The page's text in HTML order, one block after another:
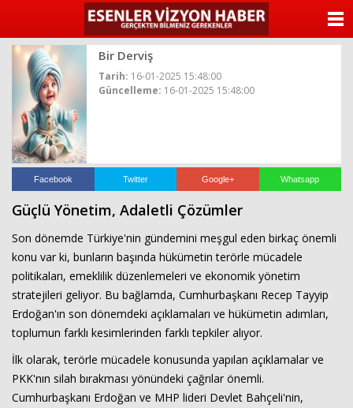
Bir Derviş
Tarih: 16-01-2025 15:48:00
Güncelleme: 16-01-2025 15:48:00
Facebook Twitter Google+ Whatsapp
Güçlü Yönetim, Adaletli Çözümler
Son dönemde Türkiye'nin gündemini meşgul eden birkaç önemli
konu var ki, bunların başında hükümetin terörle mücadele
politikaları, emeklilik düzenlemeleri ve ekonomik yönetim
stratejileri geliyor. Bu bağlamda, Cumhurbaşkanı Recep Tayyip
Erdoğan'ın son dönemdeki açıklamaları ve hükümetin adımları,
toplumun farklı kesimlerinden farklı tepkiler alıyor.
İlk olarak, terörle mücadele konusunda yapılan açıklamalar ve
PKK'nın silah bırakması yönündeki çağrılar önemli.
Cumhurbaşkanı Erdoğan ve MHP lideri Devlet Bahçeli'nin,
ANASAYFA
YAZARLAR
VİDEO GALERİ